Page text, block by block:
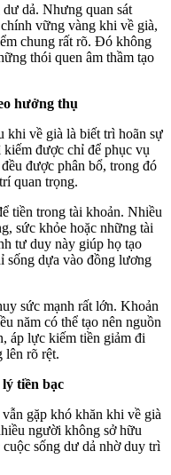
dả. Nhưng quan sát
vững vàng khi về già,
chung rất rõ. Đó không
thói quen âm thầm tạo
hưởng thụ
khi về già là biết trì hoãn sự
được chỉ để phục vụ
được phân bổ, trong đó
quan trọng.
tiền trong tài khoản. Nhiều
sức khỏe hoặc những tài
tư duy này giúp họ tạo
sống dựa vào đồng lương
sức mạnh rất lớn. Khoản
năm có thể tạo nên nguồn
áp lực kiếm tiền giảm đi
lên rõ rệt.
tiền bạc
gặp khó khăn khi về già
người không sở hữu
sống dư dả nhờ duy trì